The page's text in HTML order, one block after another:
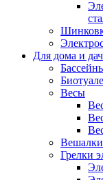
Для дома и
Весы
Грелки